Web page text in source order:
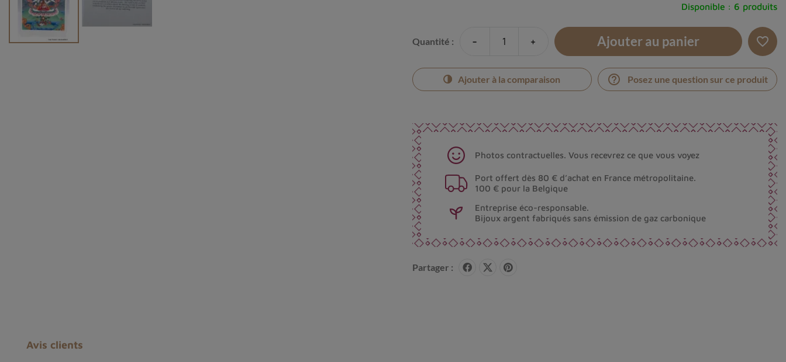
Disponible : 6 produits
Quantité : - + Ajouter au panier favorite_border
Ajouter à la comparaison help_outline Posez une question sur ce produit
Photos contractuelles. Vous recevrez ce que vous voyez
Port offert dès 80 € d’achat en France métropolitaine.
100 € pour la Belgique
Entreprise éco-responsable.
Bijoux argent fabriqués sans émission de gaz carbonique
Partager :
Avis clients